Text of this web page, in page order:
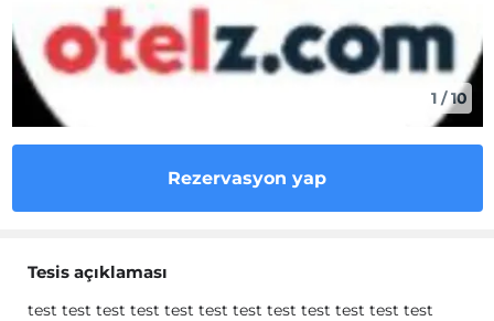
1 /10
Rezervasyon yap
Tesis açıklaması
test test test test test test test test test test test test